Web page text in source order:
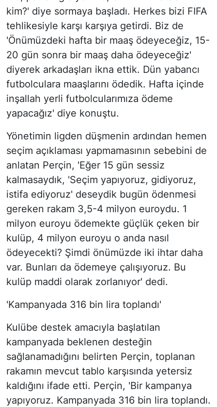
kim?' diye sormaya başladı. Herkes bizi FIFA
tehlikesiyle karşı karşıya getirdi. Biz de
'Önümüzdeki hafta bir maaş ödeyeceğiz, 15-
20 gün sonra bir maaş daha ödeyeceğiz'
diyerek arkadaşları ikna ettik. Dün yabancı
futbolculara maaşlarını ödedik. Hafta içinde
inşallah yerli futbolcularımıza ödeme
yapacağız' diye konuştu.
Yönetimin ligden düşmenin ardından hemen
seçim açıklaması yapmamasının sebebini de
anlatan Perçin, 'Eğer 15 gün sessiz
kalmasaydık, 'Seçim yapıyoruz, gidiyoruz,
istifa ediyoruz' deseydik bugün ödenmesi
gereken rakam 3,5-4 milyon euroydu. 1
milyon euroyu ödemekte güçlük çeken bir
kulüp, 4 milyon euroyu o anda nasıl
ödeyecekti? Şimdi önümüzde iki ihtar daha
var. Bunları da ödemeye çalışıyoruz. Bu
kulüp maddi olarak zorlanıyor' dedi.
'Kampanyada 316 bin lira toplandı'
Kulübe destek amacıyla başlatılan
kampanyada beklenen desteğin
sağlanamadığını belirten Perçin, toplanan
rakamın mevcut tablo karşısında yetersiz
kaldığını ifade etti. Perçin, 'Bir kampanya
yapıyoruz. Kampanyada 316 bin lira toplandı.